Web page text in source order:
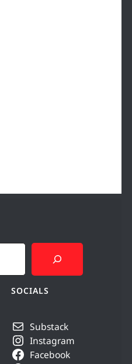
SOCIALS
Substack
Instagram
Facebook